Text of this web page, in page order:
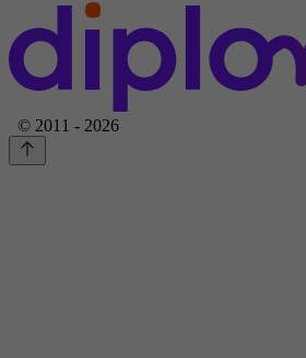
© 2011 - 2026